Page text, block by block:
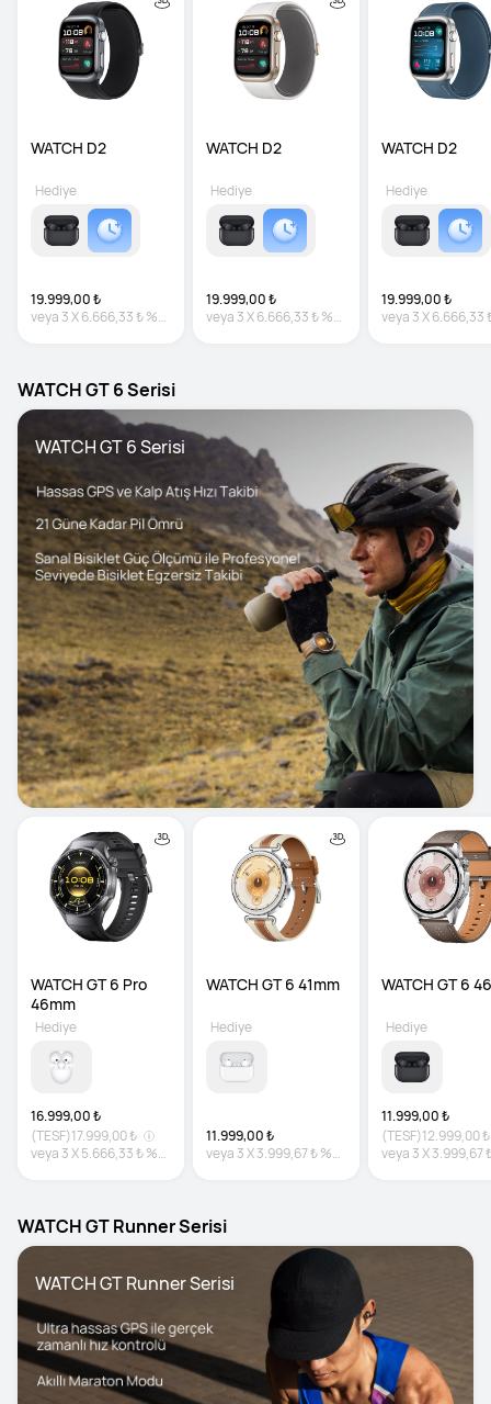
WATCH D2
19.999,00 ₺
veya 3X6.666,33 ₺%0
Hediye
WATCH D2
19.999,00 ₺
veya 3X6.666,33 ₺%0
Hediye
WATCH D2
19.999,00 ₺
veya 3X6.666,33
Hediye
WATCH GT 6 Serisi
WATCH GT 6 Serisi
WATCH GT 6 Pro
46mm
16.999,00 ₺
(TESF)17.999,00 ₺
veya 3X5.666,33 ₺%0
Hediye
WATCH GT 6 41mm
11.999,00 ₺
veya 3X3.999,67 ₺%0
Hediye
WATCH GT 6
11.999,00 ₺
(TESF)12.999,00 ₺
veya 3X3.999,67
Hediye
WATCH GT Runner Serisi
WATCH GT Runner Serisi